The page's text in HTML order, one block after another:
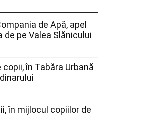
de Apă, apel
pe Valea Slănicului
copii, în Tabăra Urbană
în mijlocul copiilor de